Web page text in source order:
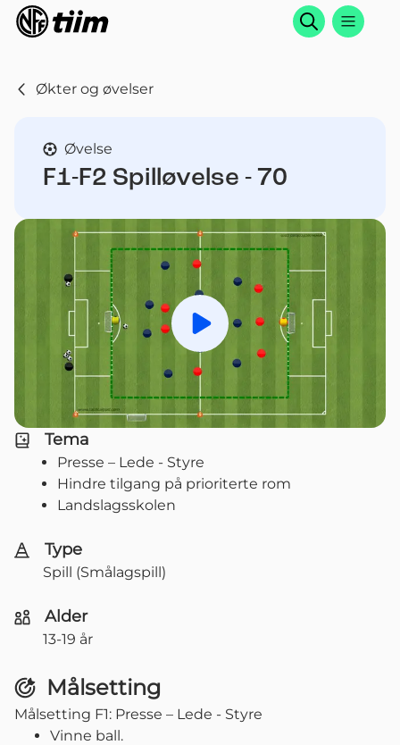
Søk
Økter og øvelser
Øvelse
F1-F2 Spilløvelse - 70
Spill av
Tema
Presse – Lede - Styre
Hindre tilgang på prioriterte rom
Landslagsskolen
Type
Spill (Smålagspill)
Alder
13-19 år
Målsetting
Målsetting F1: Presse – Lede - Styre
Vinne ball.